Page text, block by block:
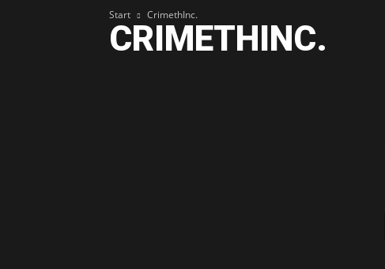
Start CrimethInc.
CRIMETHINC.